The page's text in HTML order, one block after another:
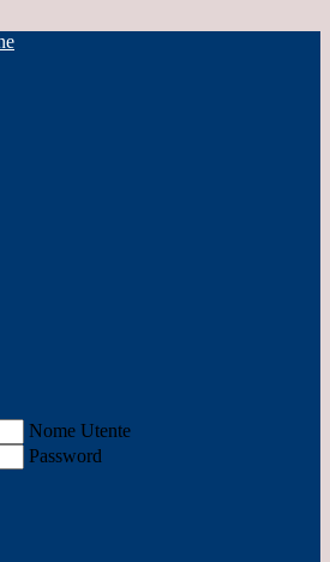
Nome Utente
Password